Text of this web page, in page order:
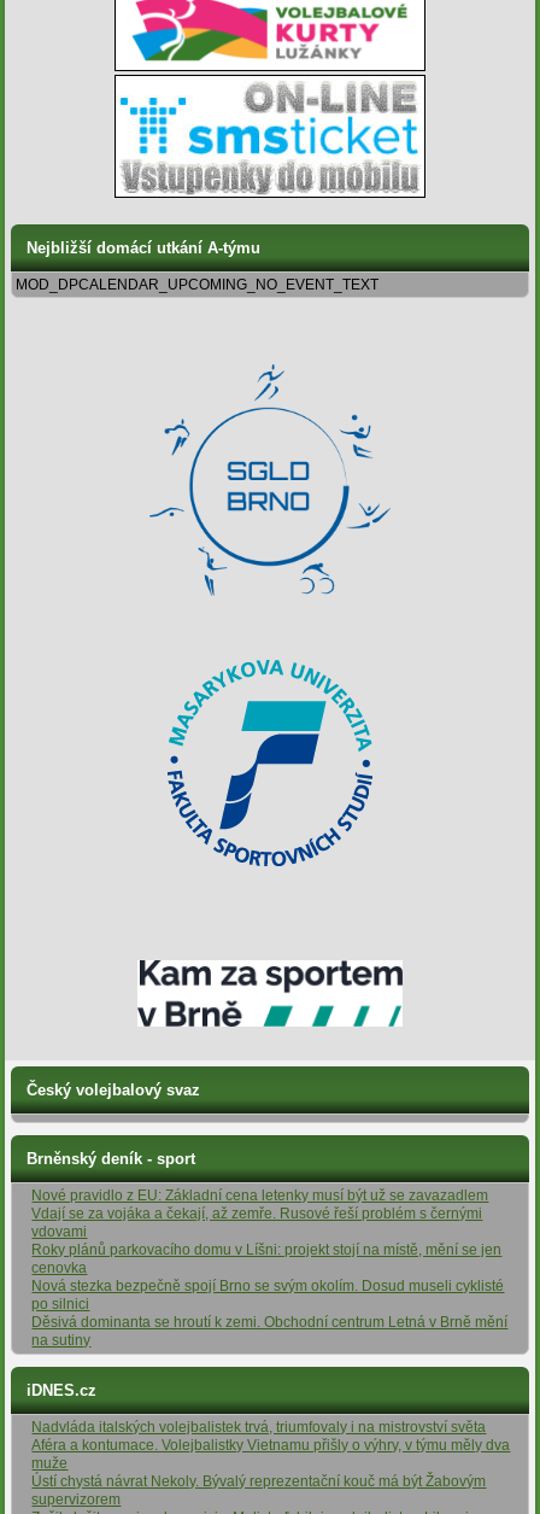
Nejbližší domácí utkání A-týmu
MOD_DPCALENDAR_UPCOMING_NO_EVENT_TEXT
Český volejbalový svaz
Brněnský deník - sport
Nové pravidlo z EU: Základní cena letenky musí být už se zavazadlem
Vdají se za vojáka a čekají, až zemře. Rusové řeší problém s černými
vdovami
Roky plánů parkovacího domu v Líšni: projekt stojí na místě, mění se jen
cenovka
Nová stezka bezpečně spojí Brno se svým okolím. Dosud museli cyklisté
po silnici
Děsivá dominanta se hroutí k zemi. Obchodní centrum Letná v Brně mění
na sutiny
iDNES.cz
Nadvláda italských volejbalistek trvá, triumfovaly i na mistrovství světa
Aféra a kontumace. Volejbalistky Vietnamu přišly o výhry, v týmu měly dva
muže
Ústí chystá návrat Nekoly. Bývalý reprezentační kouč má být Žabovým
supervizorem